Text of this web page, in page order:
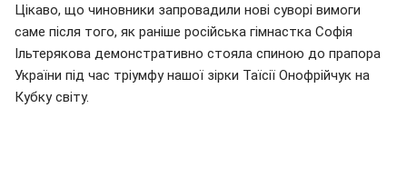
Цікаво, що чиновники запровадили нові суворі вимоги
саме після того, як раніше російська гімнастка Софія
Ільтерякова демонстративно стояла спиною до прапора
України під час тріумфу нашої зірки Таїсії Онофрійчук на
Кубку світу.